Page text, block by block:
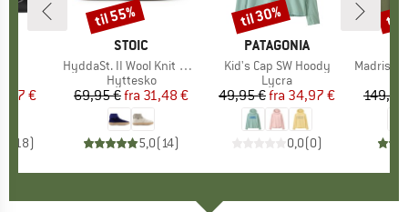
pris
€
18)
MÆRKE
STOIC
Artikel
HyddaSt. II Wool Knit Boot
Produktgruppe
Hyttesko
Pris
69,95 € Nedsat pris
fra 31,48 €
5,0(14)
Rabat
til 55%
MÆRKE
PATAGONIA
Artikel
Kid's Cap SW Hoody
Produktgruppe
Lycra
Pris
49,95 € Nedsat pris
fra 34,97 €
0,0(0)
Rabat
til 30%
Artikel
Madris Light
til